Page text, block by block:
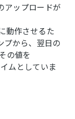
アップロードが
動作させるた
プから、翌日の
の値を
ムとしていま